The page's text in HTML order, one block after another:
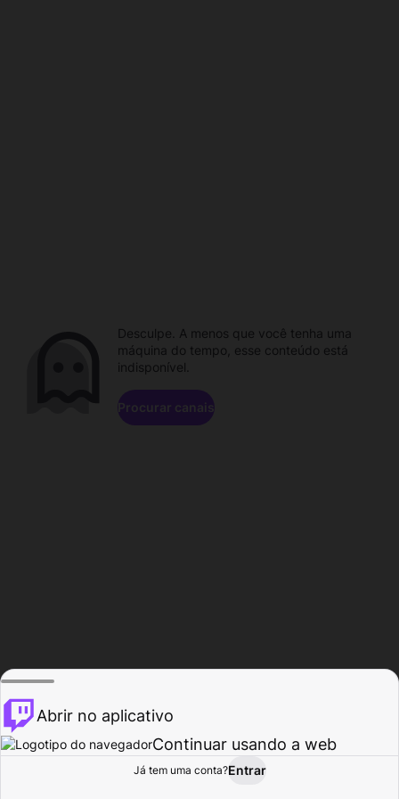
Procurar Atividade
Desculpe. A menos que você tenha uma
máquina do tempo, esse conteúdo está
indisponível.
Procurar canais
Abrir no aplicativo
Continuar usando a web
Já tem uma conta?Entrar